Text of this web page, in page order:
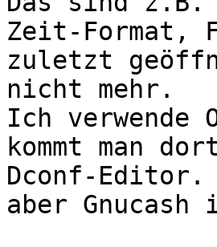
Zeit-Format,
zuletzt
nicht mehr.
Ich verwende
kommt man
Dconf-Editor.
aber